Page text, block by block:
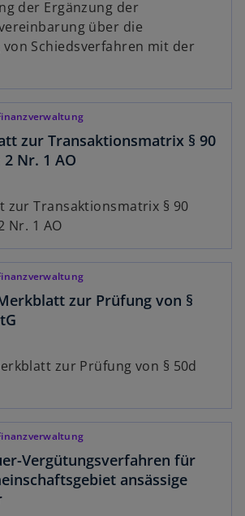
der Ergänzung der
über die
Schiedsverfahren mit der
zur Transaktionsmatrix § 90
Nr. 1 AO
zur Transaktionsmatrix § 90
Nr. 1 AO
zur Prüfung von §
zur Prüfung von § 50d
Vergütungsverfahren für
ansässige